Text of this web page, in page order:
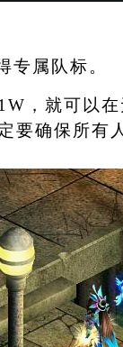
专属队标。
，就可以
要确保所有